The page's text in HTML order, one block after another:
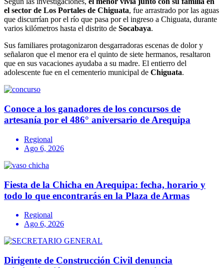
el sector de Los Portales de Chiguata, fue arrastrado por las aguas
que discurrían por el río que pasa por el ingreso a Chiguata, durante
varios kilómetros hasta el distrito de Socabaya.
Sus familiares protagonizaron desgarradoras escenas de dolor y
señalaron que el menor era el quinto de siete hermanos, resaltaron
que en sus vacaciones ayudaba a su madre. El entierro del
adolescente fue en el cementerio municipal de Chiguata.
Conoce a los ganadores de los concursos de
artesanía por el 486° aniversario de Arequipa
Regional
Ago 6, 2026
Fiesta de la Chicha en Arequipa: fecha, horario y
todo lo que encontrarás en la Plaza de Armas
Regional
Ago 6, 2026
Dirigente de Construcción Civil denuncia